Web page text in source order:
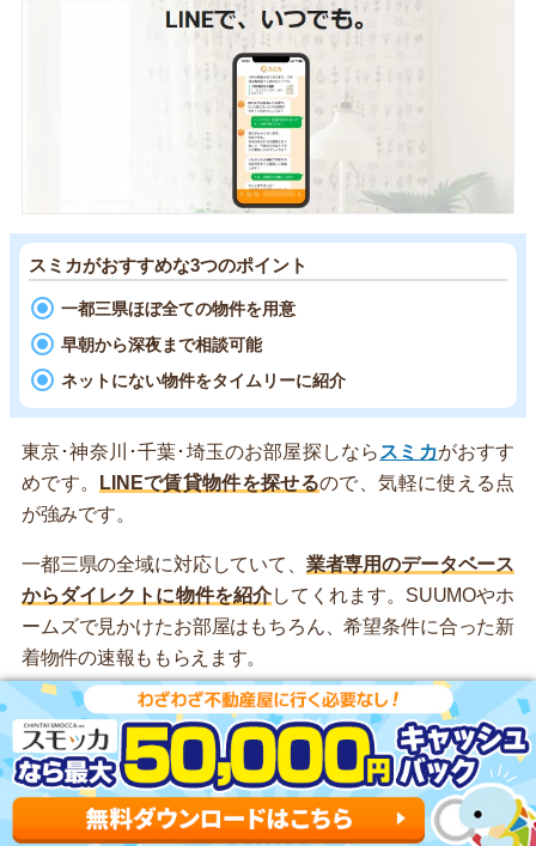
スミカがおすすめな3つのポイント
一都三県ほぼ全ての物件を用意
早朝から深夜まで相談可能
ネットにない物件をタイムリーに紹介
東京･神奈川･千葉･埼玉のお部屋探しなら スミカがおすす
めです。
LINEで賃貸物件を探せるので、気軽に使える点
が強みです。
一都三県の全域に対応していて、 業者専用のデータベース
からダイレクトに物件を紹介してくれます。SUUMOやホ
ームズで見かけたお部屋はもちろん、希望条件に合った新
着物件の速報ももらえます。
また、AIではなくスタッフが丁寧に対応しているのも大き
な特徴です。的外れな案内がないため、ストレスフリーと
評判が良いです。夜間も営業しているので、昼間は忙しい
人も、寝る前の数分を使ってお部屋を探してみましょう！